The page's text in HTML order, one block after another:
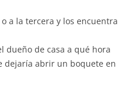
a la tercera y los encuentra
dueño de casa a qué hora
dejaría abrir un boquete en